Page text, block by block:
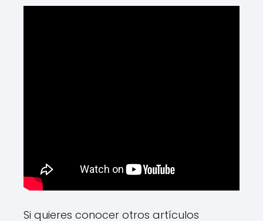
Si quieres conocer otros artículos